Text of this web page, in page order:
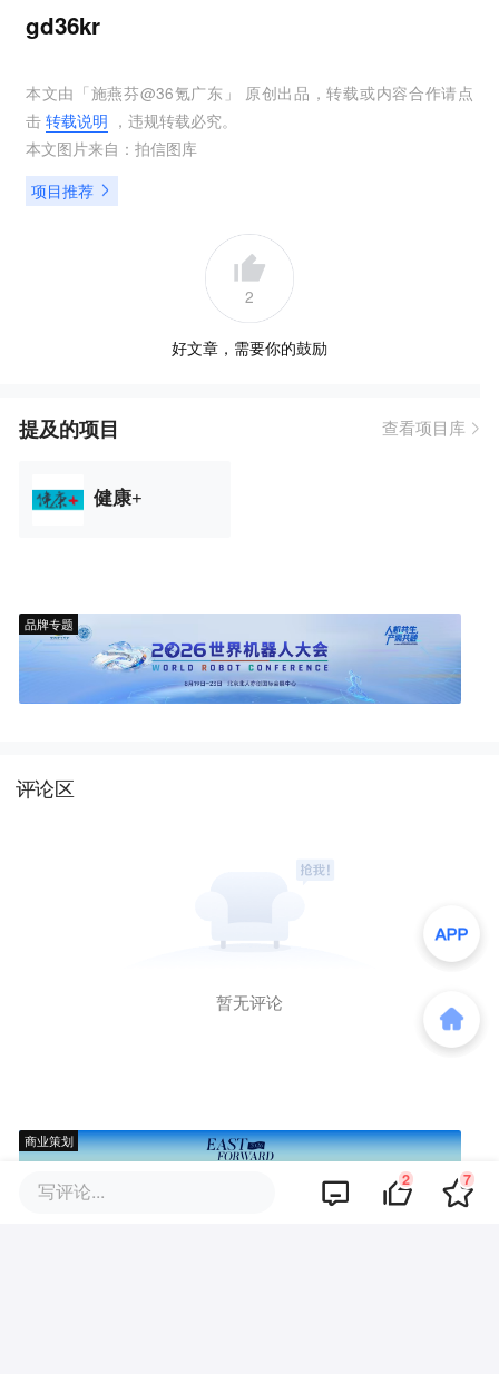
gd36kr
本文由「施燕芬@36氪广东 」 原创出品，转载或内容合作请点
击 转载说明 ，违规转载必究。
本文图片来自： 拍信图库
项目推荐
2
好文章，需要你的鼓励
提及的项目 查看项目库
健康+
品牌专题
评论区
暂无评论
商业策划
写评论... 2 7